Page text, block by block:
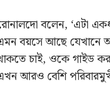
বলেন, ‘এটা
বয়সে আছে যেখানে
চাই, ওকে গাইড
আরও বেশি